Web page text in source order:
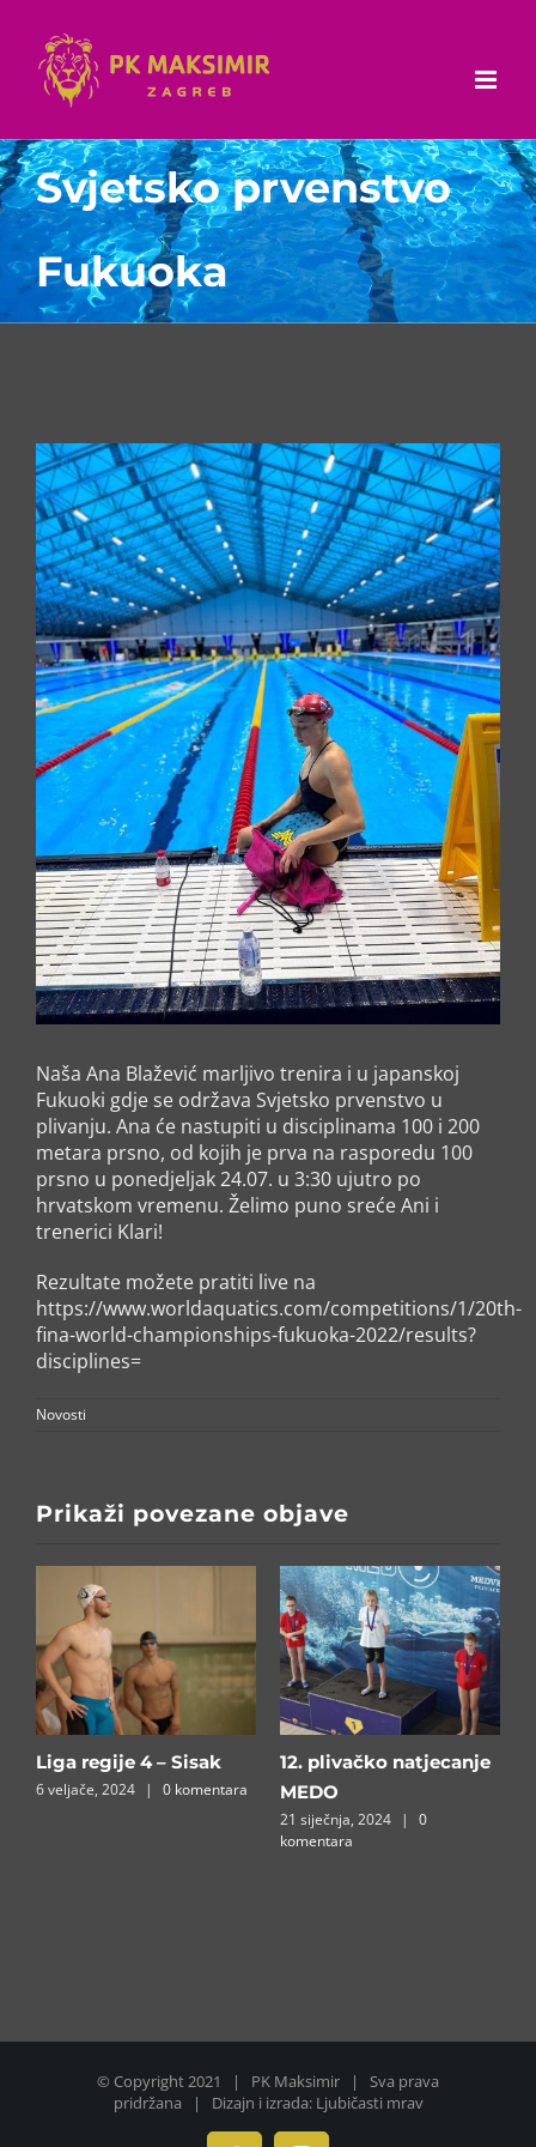
content
Svjetsko prvenstvo
Fukuoka
View
Larger
Image
Naša Ana Blažević marljivo trenira i u japanskoj
Fukuoki gdje se održava Svjetsko prvenstvo u
plivanju. Ana će nastupiti u disciplinama 100 i 200
metara prsno, od kojih je prva na rasporedu 100
prsno u ponedjeljak 24.07. u 3:30 ujutro po
hrvatskom vremenu. Želimo puno sreće Ani i
trenerici Klari!
Rezultate možete pratiti live na
https://www.worldaquatics.com/competitions/1/20th-
fina-world-championships-fukuoka-2022/results?
disciplines=
Novosti
Prikaži povezane objave
Liga regije 4 – Sisak
6 veljače, 2024 | 0 komentara
12. plivačko natjecanje
MEDO⁣
21 siječnja, 2024 |
0
komentara
© Copyright 2021 | PK Maksimir | Sva prava
pridržana | Dizajn i izrada: Ljubičasti mrav